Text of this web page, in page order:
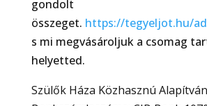
gondolt
összeget. https://tegyeljot.hu/
s mi megvásároljuk a csomag
helyetted.
Szülők Háza Közhasznú